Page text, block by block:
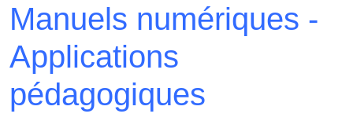
Manuels numériques -
Applications
pédagogiques